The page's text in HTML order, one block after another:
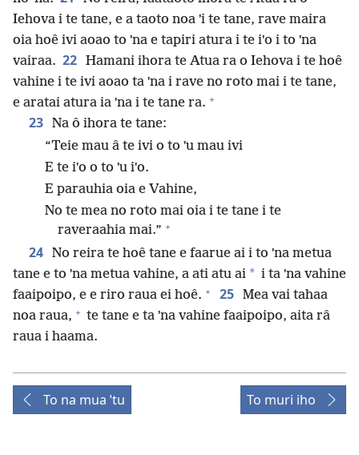
Iehova i te tane, e a taoto noa ˈi te tane, rave maira
oia hoê ivi aoao to ˈna e tapiri atura i te iˈo i to ˈna
vairaa. 22 Hamani ihora te Atua ra o Iehova i te hoê
vahine i te ivi aoao ta ˈna i rave no roto mai i te tane,
e aratai atura ia ˈna i te tane ra. +
23 Na ô ihora te tane:
“Teie mau â te ivi o to ˈu mau ivi
E te iˈo o to ˈu iˈo.
E parauhia oia e Vahine,
No te mea no roto mai oia i te tane i te
raveraahia mai.” +
24 No reira te hoê tane e faarue ai i to ˈna metua
tane e to ˈna metua vahine, a ati atu ai * i ta ˈna vahine
faaipoipo, e e riro raua ei hoê. + 25 Mea vai tahaa
noa raua, + te tane e ta ˈna vahine faaipoipo, aita râ
raua i haama.
To na mua ˈtu To muri iho